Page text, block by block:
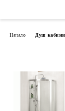
Начало Душ